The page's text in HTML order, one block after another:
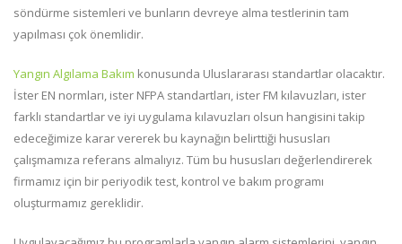
söndürme sistemleri ve bunların devreye alma testlerinin tam
yapılması çok önemlidir.
Yangın Algılama Bakım konusunda Uluslararası standartlar olacaktır.
İster EN normları, ister NFPA standartları, ister FM kılavuzları, ister
farklı standartlar ve iyi uygulama kılavuzları olsun hangisini takip
edeceğimize karar vererek bu kaynağın belirttiği hususları
çalışmamıza referans almalıyız. Tüm bu hususları değerlendirerek
firmamız için bir periyodik test, kontrol ve bakım programı
oluşturmamız gereklidir.